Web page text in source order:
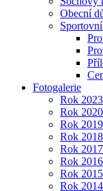
Obecní
Fotogalerie
Rok 2023
Rok 2020
Rok 2019
Rok 2018
Rok 2017
Rok 2016
Rok 2015
Rok 2014